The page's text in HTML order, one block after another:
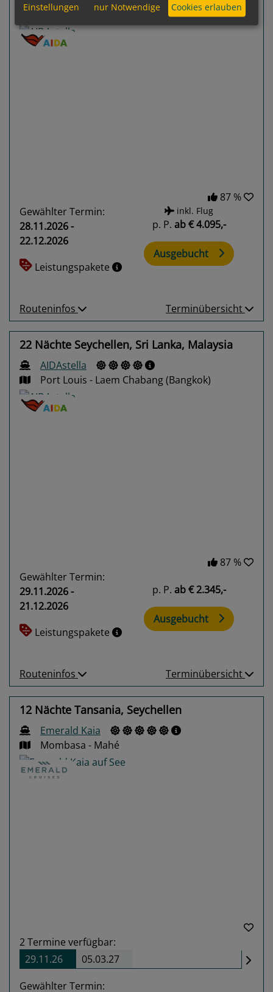
Port Louis - Laem Chabang (Bangkok)
87 %
Gewählter Termin:
28.11.2026 -
22.12.2026
Leistungspakete
inkl. Flug
p. P. ab€ 4.095,-
Ausgebucht
Routeninfos Terminübersicht
22 Nächte Seychellen, Sri Lanka, Malaysia
AIDAstella
Port Louis - Laem Chabang (Bangkok)
87 %
Gewählter Termin:
29.11.2026 -
21.12.2026
Leistungspakete
p. P. ab€ 2.345,-
Ausgebucht
Routeninfos Terminübersicht
12 Nächte Tansania, Seychellen
Emerald Kaia
Mombasa - Mahé
2Termine verfügbar:
29.11.26
05.03.27
Gewählter Termin:
Einstellungen nur Notwendige Cookies erlauben